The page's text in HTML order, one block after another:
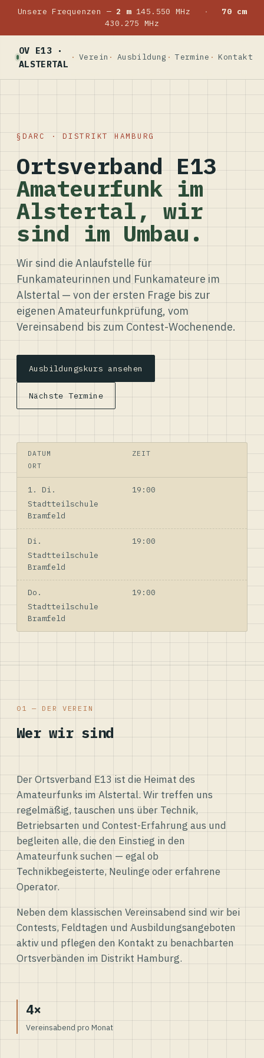
Unsere Frequenzen — 2 m145.550 MHz ·
70 cm
430.275 MHz
OV E13 ·
ALSTERTAL
Verein Ausbildung Termine Kontakt
DARC · DISTRIKT HAMBURG
Ortsverband E13
Amateurfunk im
Alstertal, wir
sind im Umbau.
Wir sind die Anlaufstelle für
Funkamateurinnen und Funkamateure im
Alstertal — von der ersten Frage bis zur
eigenen Amateurfunkprüfung, vom
Vereinsabend bis zum Contest-Wochenende.
Ausbildungskurs ansehen
Nächste Termine
DATUM
ZEIT
ORT
1. Di.
19:00
Stadtteilschule
Bramfeld
Di.
19:00
Stadtteilschule
Bramfeld
Do.
19:00
Stadtteilschule
Bramfeld
01 — DER VEREIN
Wer wir sind
Der Ortsverband E13 ist die Heimat des
Amateurfunks im Alstertal. Wir treffen uns
regelmäßig, tauschen uns über Technik,
Betriebsarten und Contest-Erfahrung aus und
begleiten alle, die den Einstieg in den
Amateurfunk suchen — egal ob
Technikbegeisterte, Neulinge oder erfahrene
Operator.
Neben dem klassischen Vereinsabend sind wir bei
Contests, Feldtagen und Ausbildungsangeboten
aktiv und pflegen den Kontakt zu benachbarten
Ortsverbänden im Distrikt Hamburg.
4×
Vereinsabend pro Monat